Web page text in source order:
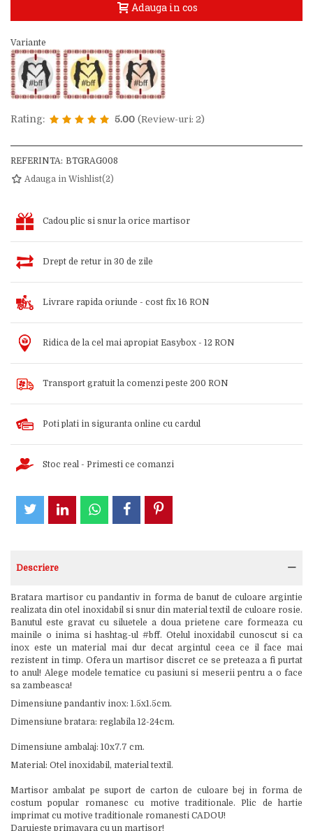
Adauga in cos
Variante
Rating: 5.00 (Review-uri: 2)
REFERINTA: BTGRAG008
Adauga in Wishlist(2 )
Cadou plic si snur la orice martisor
Drept de retur in 30 de zile
Livrare rapida oriunde - cost fix 16 RON
Ridica de la cel mai apropiat Easybox - 12 RON
Transport gratuit la comenzi peste 200 RON
Poti plati in siguranta online cu cardul
Stoc real - Primesti ce comanzi
Descriere
Bratara martisor cu pandantiv in forma de banut de culoare argintie
realizata din otel inoxidabil si snur din material textil de culoare rosie.
Banutul este gravat cu siluetele a doua prietene care formeaza cu
mainile o inima si hashtag-ul #bff. Otelul inoxidabil cunoscut si ca
inox este un material mai dur decat argintul ceea ce il face mai
rezistent in timp. Ofera un martisor discret ce se preteaza a fi purtat
to anul! Alege modele tematice cu pasiuni si meserii pentru a o face
sa zambeasca!
Dimensiune pandantiv inox: 1.5x1.5cm.
Dimensiune bratara: reglabila 12-24cm.
Dimensiune ambalaj: 10x7.7 cm.
Material: Otel inoxidabil, material textil.
Martisor ambalat pe suport de carton de culoare bej in forma de
costum popular romanesc cu motive traditionale. Plic de hartie
imprimat cu motive traditionale romanesti CADOU!
Daruieste primavara cu un martisor!